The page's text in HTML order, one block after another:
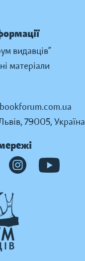
видавців”
матеріали
79005, Україна